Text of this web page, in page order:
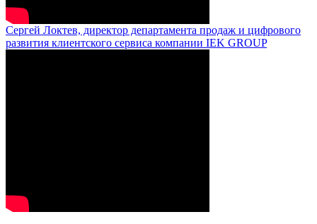
Сергей Локтев, директор департамента продаж и цифрового
развития клиентского сервиса компании IEK GROUP